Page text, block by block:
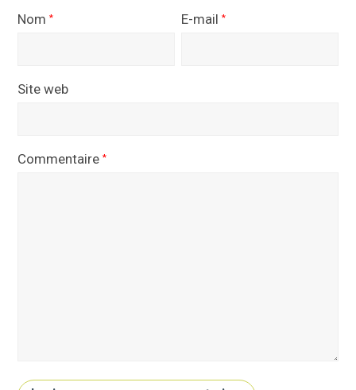
Nom* E-mail*
Site web
Commentaire*